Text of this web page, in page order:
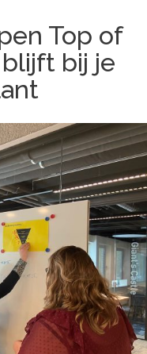
Top of
bij je